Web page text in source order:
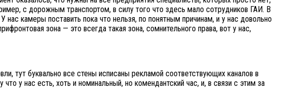
с дорожным транспортом, в силу того что здесь мало сотрудников ГАИ. В
камеры поставить пока что нельзя, по понятным причинам, и у нас довольно
зона — это всегда такая зона, сомнительного права, вот у нас,
тут буквально все стены исписаны рекламой соответствующих каналов в
у нас есть, хоть и номинальный, но комендантский час, и, в связи с этим за